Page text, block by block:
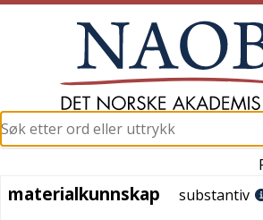
materialkunnskap
materialkunnskap substantiv